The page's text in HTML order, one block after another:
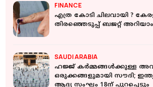
FINANCE
എത്ര കോടി ചിലവായി ?
തിരഞ്ഞെടുപ്പ് ബജറ്റ് അറിയാം
SAUDI ARABIA
ഹജ്ജ് കര്‍മ്മങ്ങള്‍ക്കുള്ള
ഒരുക്കങ്ങളുമായി സൗദി;
ആദ്യ സംഘം 18ന് പുറപ്പെടും